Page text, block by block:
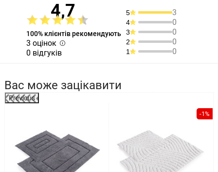
4,7
100% клієнтів рекомендують
3 оцінок
0 відгуків
5 3
4 0
3 0
2 0
1 0
Вас може зацікавити
Previous
-1%